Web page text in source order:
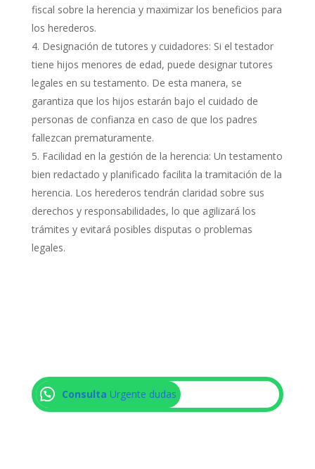
fiscal sobre la herencia y maximizar los beneficios para
los herederos.
Designación de tutores y cuidadores: Si el testador
tiene hijos menores de edad, puede designar tutores
legales en su testamento. De esta manera, se
garantiza que los hijos estarán bajo el cuidado de
personas de confianza en caso de que los padres
fallezcan prematuramente.
Facilidad en la gestión de la herencia: Un testamento
bien redactado y planificado facilita la tramitación de la
herencia. Los herederos tendrán claridad sobre sus
derechos y responsabilidades, lo que agilizará los
trámites y evitará posibles disputas o problemas
legales.
Consulta Urgente dudas